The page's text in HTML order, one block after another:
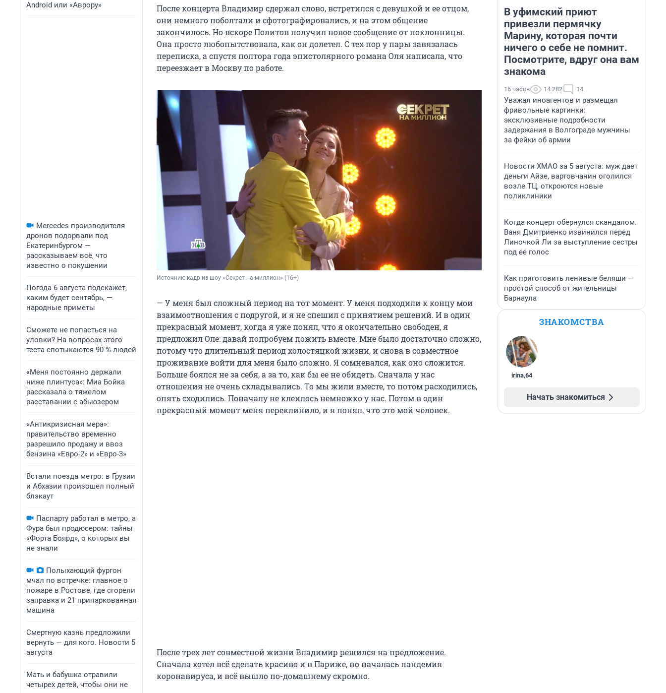
Android или «Аврору»
Mercedes производителя
дронов подорвали под
Екатеринбургом —
рассказываем всё, что
известно о покушении
Погода 6 августа подскажет,
каким будет сентябрь, —
народные приметы
Сможете не попасться на
уловки? На вопросах этого
теста спотыкаются 90 % людей
«Меня постоянно держали
ниже плинтуса»: Миа Бойка
рассказала о тяжелом
расставании с абьюзером
«Антикризисная мера»:
правительство временно
разрешило продажу и ввоз
бензина «Евро-2» и «Евро-3»
Встали поезда метро: в Грузии
и Абхазии произошел полный
блэкаут
Паспарту работал в метро, а
Фура был продюсером: тайны
«Форта Боярд», о которых вы
не знали
Полыхающий фургон
мчал по встречке: главное о
пожаре в Ростове, где сгорели
заправка и 21 припаркованная
машина
Смертную казнь предложили
вернуть — для кого. Новости 5
августа
Мать и бабушка отравили
четырех детей, чтобы они не
После концерта Владимир сдержал слово, встретился с девушкой и ее отцом,
они немного поболтали и сфотографировались, и на этом общение
закончилось. Но вскоре Политов получил новое сообщение от поклонницы.
Она просто любопытствовала, как он долетел. С тех пор у пары завязалась
переписка, а спустя полтора года эпистолярного романа Оля написала, что
переезжает в Москву по работе.
Источник: кадр из шоу «Секрет на миллион» (16+)
— У меня был сложный период на тот момент. У меня подходили к концу мои
взаимоотношения с подругой, и я не спешил с принятием решений. И в один
прекрасный момент, когда я уже понял, что я окончательно свободен, я
предложил Оле: давай попробуем пожить вместе. Мне было достаточно сложно,
потому что длительный период холостяцкой жизни, и снова в совместное
проживание войти для меня было сложно. Я сомневался, как оно сложится.
Больше боялся не за себя, а за то, как бы ее не обидеть. Сначала у нас
отношения не очень складывались. То мы жили вместе, то потом расходились,
опять сходились. Поначалу не клеилось немножко у нас. Потом в один
прекрасный момент меня переклинило, и я понял, что это мой человек.
После трех лет совместной жизни Владимир решился на предложение.
Сначала хотел всё сделать красиво и в Париже, но началась пандемия
коронавируса, и всё вышло по-домашнему скромно.
В уфимский приют
привезли пермячку
Марину, которая почти
ничего о себе не помнит.
Посмотрите, вдруг она вам
знакома
16 часов 14 282 14
Уважал иноагентов и размещал
фривольные картинки:
эксклюзивные подробности
задержания в Волгограде мужчины
за фейки об армии
Новости ХМАО за 5 августа: муж дает
деньги Айзе, вартовчанин оголился
возле ТЦ, откроются новые
поликлиники
Когда концерт обернулся скандалом.
Ваня Дмитриенко извинился перед
Линочкой Ли за выступление сестры
под ее голос
Как приготовить ленивые беляши —
простой способ от жительницы
Барнаула
ЗНАКОМСТВА
irina,64
Начать знакомиться